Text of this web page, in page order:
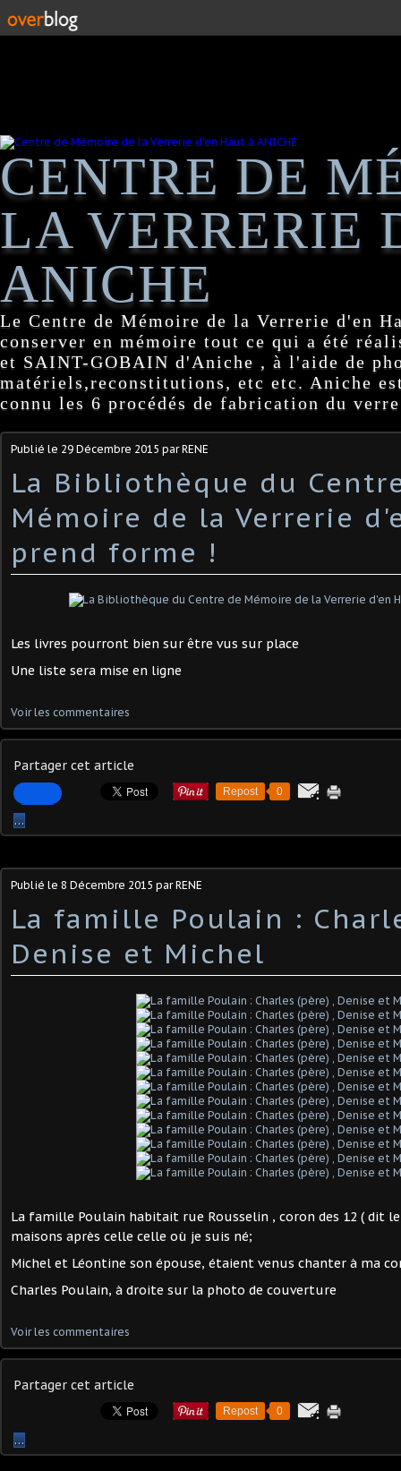
CENTRE DE
LA VERRERIE
ANICHE
Le Centre de Mémoire de la Verrerie d'en
conserver en mémoire tout ce qui a été
et SAINT-GOBAIN d'Aniche , à l'aide de
matériels,reconstitutions, etc etc. Aniche
connu les 6 procédés de fabrication du
Publié le 29 Décembre 2015 par RENE
La Bibliothèque du
Mémoire de la Verrerie
prend forme !
Les livres pourront bien sur être vus sur place
Une liste sera mise en ligne
Voir les commentaires
Partager cet article
Repost 0
…
Publié le 8 Décembre 2015 par RENE
La famille Poulain :
Denise et Michel
La famille Poulain habitait rue Rousselin , coron des 12 ( dit
maisons après celle celle où je suis né;
Michel et Léontine son épouse, étaient venus chanter à ma
Charles Poulain, à droite sur la photo de couverture
Voir les commentaires
Partager cet article
Repost 0
…